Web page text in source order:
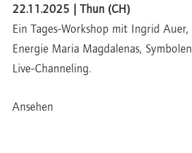
22.11.2025 | Thun (CH)
Ein Tages-Workshop mit Ingrid
Energie Maria Magdalenas,
Live-Channeling.
Ansehen